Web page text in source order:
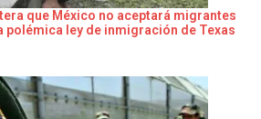
que México no aceptará migrantes
polémica ley de inmigración de Texas